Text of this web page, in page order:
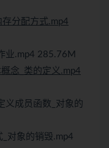
存分配方式.mp4
业.mp4 285.76M
念_类的定义.mp4
义成员函数_对象的
对象的销毁.mp4